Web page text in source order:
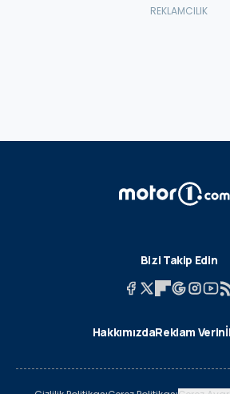
Bizi Takip Edin
HakkımızdaReklam Verin